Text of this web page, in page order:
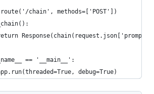
chain', methods=['POST'])
== '__main__':
debug=True)